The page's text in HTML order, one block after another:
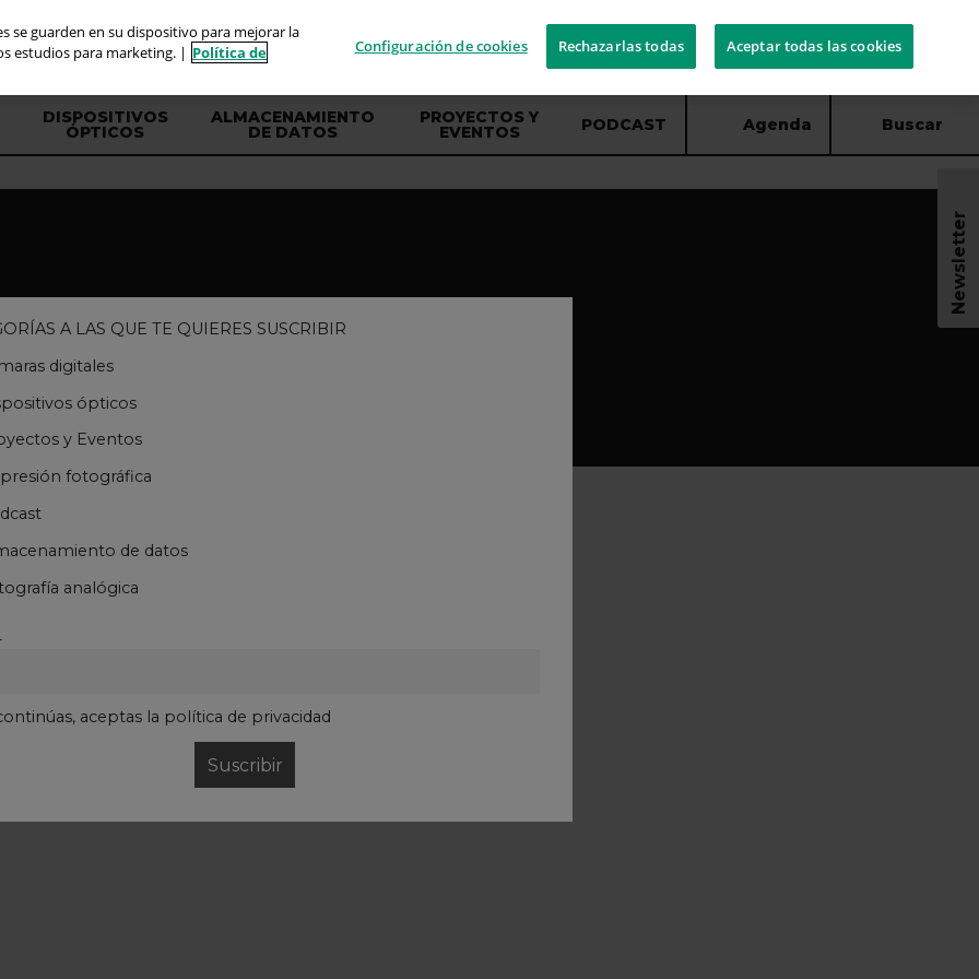
DISPOSITIVOS
ÓPTICOS
ALMACENAMIENTO
DE DATOS
PROYECTOS Y
EVENTOS PODCAST Agenda Buscar
Newsletter
A LAS QUE TE QUIERES SUSCRIBIR
digitales
ópticos
y Eventos
fotográfica
de datos
analógica
aceptas la política de privacidad
se guarden en su dispositivo para mejorar la
estudios para marketing. | Política de
Configuración de cookies Rechazarlas todas Aceptar todas las cookies